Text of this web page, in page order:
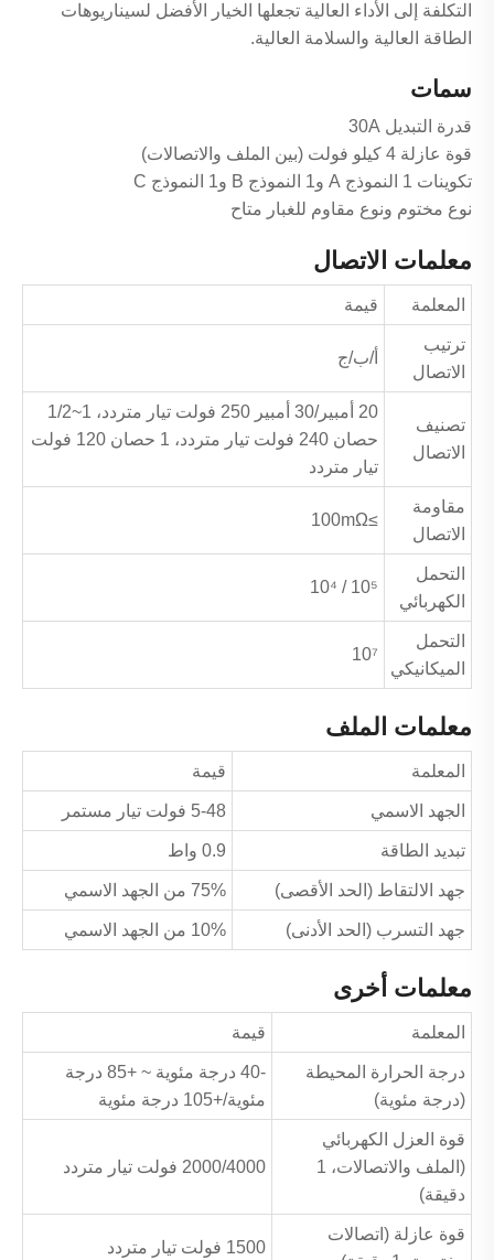
التكلفة إلى الأداء العالية تجعلها الخيار الأفضل لسيناريوهات
الطاقة العالية والسلامة العالية.
سمات
قدرة التبديل 30A
قوة عازلة 4 كيلو فولت (بين الملف والاتصالات)
تكوينات 1 النموذج A و1 النموذج B و1 النموذج C
نوع مختوم ونوع مقاوم للغبار متاح
معلمات الاتصال
المعلمة قيمة
ترتيب
الاتصال
أ/ب/ج
تصنيف
الاتصال
20 أمبير/30 أمبير 250 فولت تيار متردد، 1~1/2
حصان 240 فولت تيار متردد، 1 حصان 120 فولت
تيار متردد
مقاومة
الاتصال
≥100mΩ
التحمل
الكهربائي
10⁵ / 10⁴
التحمل
الميكانيكي
10⁷
معلمات الملف
المعلمة قيمة
الجهد الاسمي 5-48 فولت تيار مستمر
تبديد الطاقة 0.9 واط
جهد الالتقاط (الحد الأقصى) 75% من الجهد الاسمي
جهد التسرب (الحد الأدنى) 10% من الجهد الاسمي
معلمات أخرى
المعلمة قيمة
درجة الحرارة المحيطة
(درجة مئوية)
-40 درجة مئوية ~ +85 درجة
مئوية/+105 درجة مئوية
قوة العزل الكهربائي
(الملف والاتصالات، 1
دقيقة)
2000/4000 فولت تيار متردد
قوة عازلة (اتصالات
1500 فولت تيار متردد